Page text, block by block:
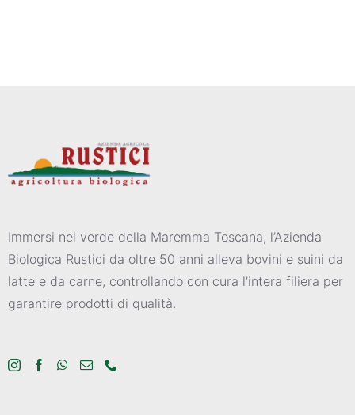
Immersi nel verde della Maremma Toscana, l’Azienda
Biologica Rustici da oltre 50 anni alleva bovini e suini da
latte e da carne, controllando con cura l’intera filiera per
garantire prodotti di qualità.